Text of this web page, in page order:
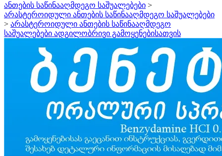
ანთების საწინააღმდეგო საშუალებები >
არასტეროიდული ანთების საწინააღმდეგო საშუალებები
> არასტეროიდული ანთების საწინააღმდეგო
საშუალებები ადგილობრივი გამოყენებისათვის